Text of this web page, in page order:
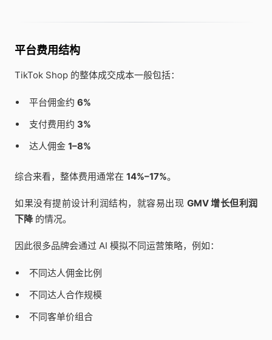
平台费用结构
TikTok Shop 的整体成交成本一般包括：
平台佣金约 6%
支付费用约 3%
达人佣金 1–8%
综合来看，整体费用通常在 14%–17%。
如果没有提前设计利润结构，就容易出现 GMV 增长但利润
下降的情况。
因此很多品牌会通过 AI 模拟不同运营策略，例如：
不同达人佣金比例
不同达人合作规模
不同客单价组合